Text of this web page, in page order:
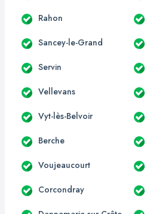
Rahon
Sancey-le-Grand
Servin
Vellevans
Vyt-lès-Belvoir
Berche
Voujeaucourt
Corcondray